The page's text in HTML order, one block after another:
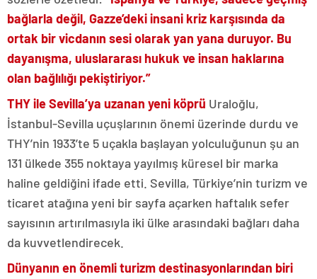
bağlarla değil, Gazze’deki insani kriz karşısında da
ortak bir vicdanın sesi olarak yan yana duruyor. Bu
dayanışma, uluslararası hukuk ve insan haklarına
olan bağlılığı pekiştiriyor.”
THY ile Sevilla’ya uzanan yeni köprü Uraloğlu,
İstanbul-Sevilla uçuşlarının önemi üzerinde durdu ve
THY’nin 1933’te 5 uçakla başlayan yolculuğunun şu an
131 ülkede 355 noktaya yayılmış küresel bir marka
haline geldiğini ifade etti. Sevilla, Türkiye’nin turizm ve
ticaret atağına yeni bir sayfa açarken haftalık sefer
sayısının artırılmasıyla iki ülke arasındaki bağları daha
da kuvvetlendirecek.
Dünyanın en önemli turizm destinasyonlarından biri